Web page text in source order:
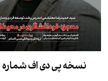
نسخه پي دي اف شماره 453